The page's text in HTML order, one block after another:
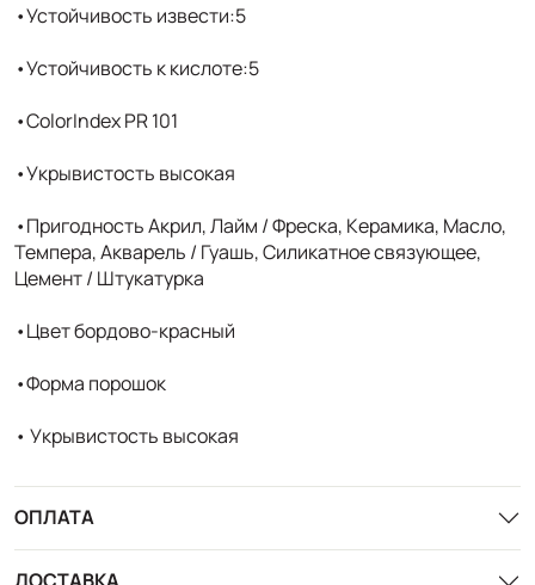
•Устойчивость извести:5
•Устойчивость к кислоте:5
•ColorIndex PR 101
•Укрывистость высокая
•Пригодность Акрил, Лайм / Фреска, Керамика, Масло,
Темпера, Акварель / Гуашь, Силикатное связующее,
Цемент / Штукатурка
•Цвет бордово-красный
•Форма порошок
• Укрывистость высокая
ОПЛАТА